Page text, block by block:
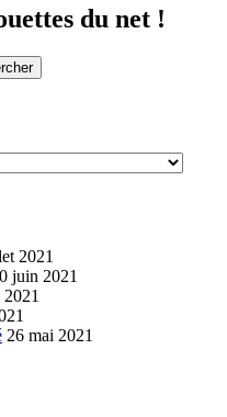
du net !
2021
juin 2021
26 mai 2021